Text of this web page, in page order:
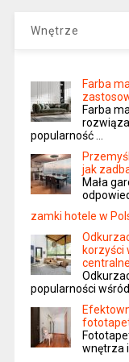
Wnętrze
Farba
Farba
popularność …
jak
Mała
zamki hotele w
korzyści
popularności
wnętrza